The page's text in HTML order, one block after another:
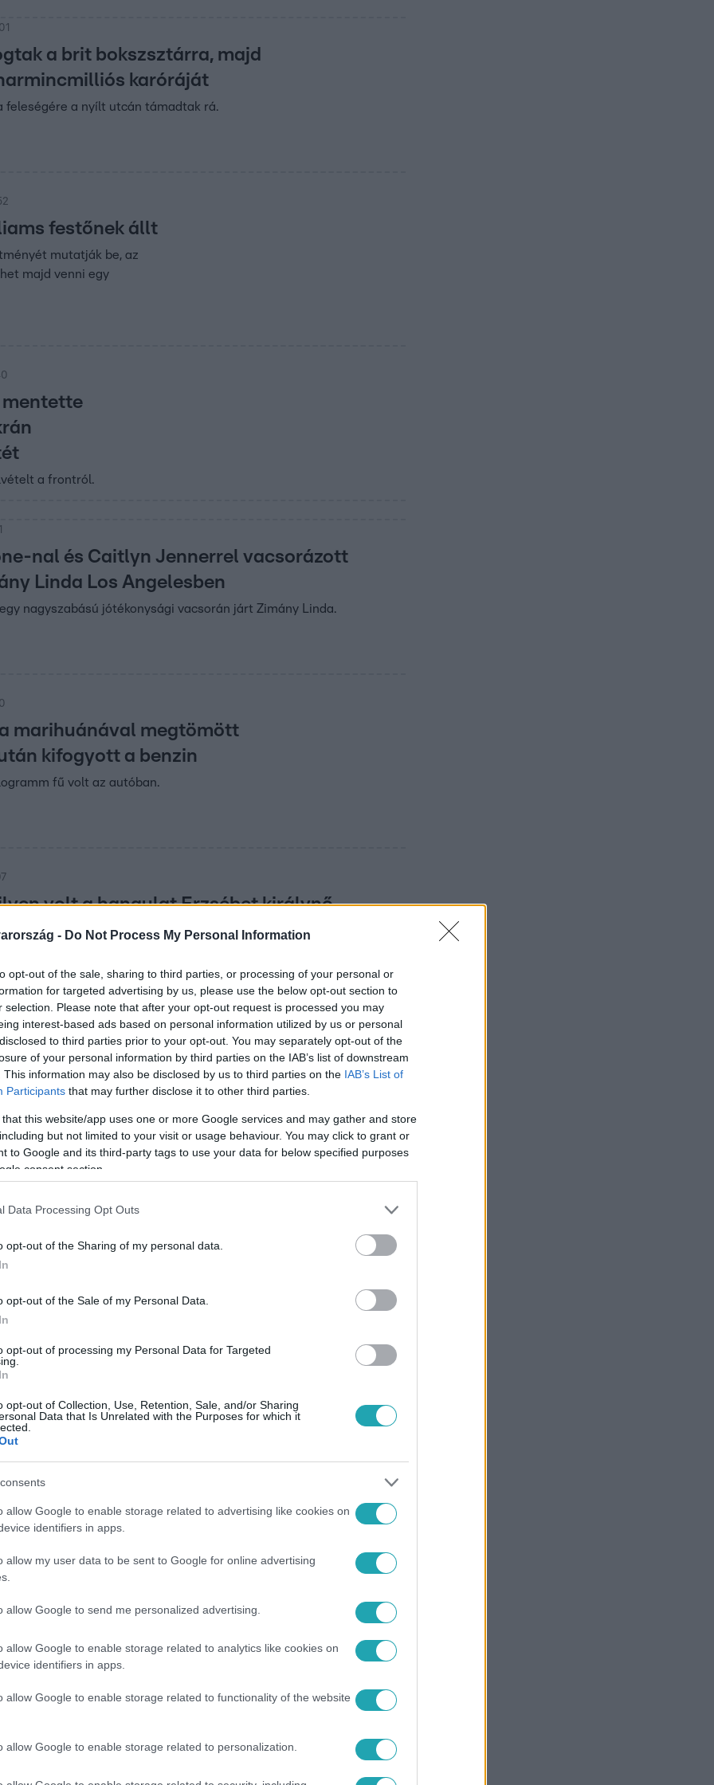
- Do Not Process My Personal Information
opt-out of the sale, sharing to third parties, or processing of your personal or
for targeted advertising by us, please use the below opt-out section to
selection. Please note that after your opt-out request is processed you may
interest-based ads based on personal information utilized by us or personal
to third parties prior to your opt-out. You may separately opt-out of the
of your personal information by third parties on the IAB’s list of downstream
This information may also be disclosed by us to third parties on the IAB’s List of
Participants that may further disclose it to other third parties.
that this website/app uses one or more Google services and may gather and store
but not limited to your visit or usage behaviour. You may click to grant or
to Google and its third-party tags to use your data for below specified purposes
consent section.
Data Processing Opt Outs
opt-out of the Sharing of my personal data.
opt-out of the Sale of my Personal Data.
opt-out of processing my Personal Data for Targeted
opt-out of Collection, Use, Retention, Sale, and/or Sharing
Data that Is Unrelated with the Purposes for which it
allow Google to enable storage related to advertising like cookies on
identifiers in apps.
allow my user data to be sent to Google for online advertising
allow Google to send me personalized advertising.
allow Google to enable storage related to analytics like cookies on
identifiers in apps.
allow Google to enable storage related to functionality of the website
allow Google to enable storage related to personalization.
a brit bokszsztárra, majd
karóráját
feleségére a nyílt utcán támadtak rá.
festőnek állt
mutatják be, az
majd venni egy
a frontról.
nal és Caitlyn Jennerrel vacsorázott
Linda Los Angelesben
egy nagyszabású jótékonysági vacsorán járt Zimány Linda.
marihuánával megtömött
kifogyott a benzin
fű volt az autóban.
volt a hangulat Erzsébet királynő
találkozóján
akik vigyáznak is rá.
belül másodjára is
az Igazság Ligája sztárját
a bíróság előtt azt vallotta, hogy soha nem
nőt sem
a bántalmazásról szóló vádakról.
többször futottam” – tizenegyedszer
Rékasi Károlyt
miatt elítélték Kozsót, kétmilliót kell fizetnie
kerestük telefonon, és bár a pénzbüntetést elismerte, nem tartja
Az ítélet egyelőre nem jogerős, nyilatkozni pedig nem akart.
igent mondott párjának, aki Horvátországban tette fel neki a nagy
hogyan talált rá a Love Island párkeresője az igaz szerelemre.